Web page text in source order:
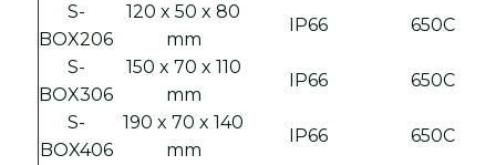
S-
BOX206
120 x 50 x 80
mm
IP66
650C
S-
BOX306
150 x 70 x 110
mm
IP66
650C
S-
BOX406
190 x 70 x 140
mm
IP66
650C